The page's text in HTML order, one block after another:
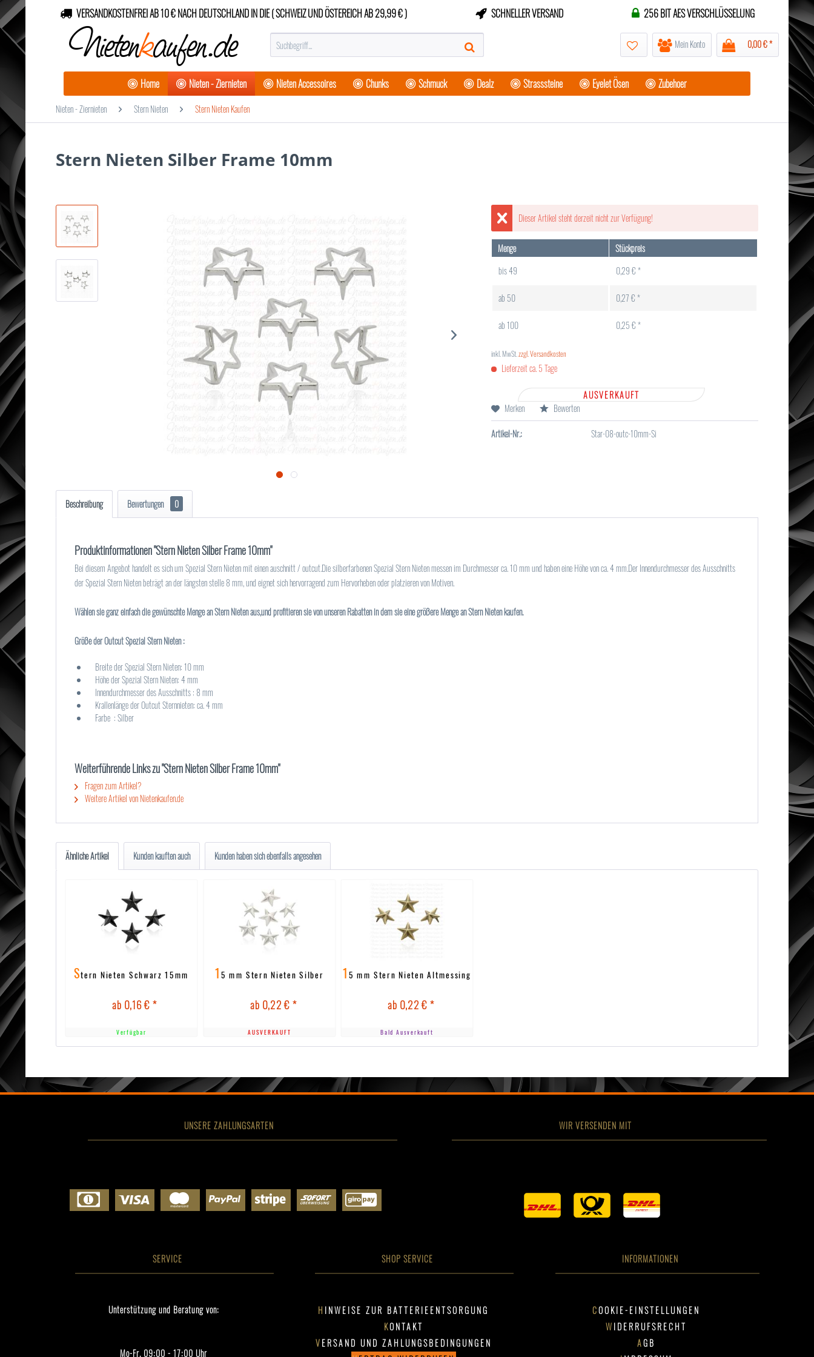
VERSANDKOSTENFREI AB 10 € NACH DEUTSCHLAND IN DIE ( SCHWEIZ UND ÖSTEREICH AB 29,99 € ) SCHNELLER VERSAND 256 BIT AES VERSCHLÜSSELUNG
Nietenkaufen.de Mein Konto 0,00 € *
Home Nieten - Ziernieten Nieten Accessoires Chunks Schmuck Dealz Strasssteine Eyelet Ösen Zubehoer
Nieten - Ziernieten Stern Nieten Stern Nieten Kaufen
Stern Nieten Silber Frame 10mm
Dieser Artikel steht derzeit nicht zur Verfügung!
Menge
Stückpreis
bis49 0,29 € *
ab 50 0,27 € *
ab100 0,25 € *
inkl. MwSt.zzgl. Versandkosten
Lieferzeit ca. 5 Tage
AUSVERKAUFT
Merken
Bewerten
Artikel-Nr.:
Star-08-outc-10mm-Si
Beschreibung Bewertungen 0
Produktinformationen "Stern Nieten Silber Frame 10mm"
Bei diesem Angebot handelt es sich um Spezial Stern Nieten mit einen auschnitt / outcut.Die silberfarbenen Spezial Stern Nieten messen im Durchmesser ca. 10 mm und haben eine Höhe von ca. 4 mm.Der Innendurchmesser des Ausschnitts
der Spezial Stern Nieten beträgt an der längsten stelle 8 mm, und eignet sich hervorragend zum Hervorheben oder platzieren von Motiven.
Wählen sie ganz einfach die gewünschte Menge an Stern Nieten aus,und profitieren sie von unseren Rabatten in dem sie eine größere Menge an Stern Nieten kaufen.
Größe der Outcut Spezial Stern Nieten :
Breite der Spezial Stern Nieten: 10 mm
Höhe der Spezial Stern Nieten: 4 mm
Innendurchmesser des Ausschnitts : 8 mm
Krallenlänge der Outcut Sternnieten: ca. 4 mm
Farbe : Silber
Weiterführende Links zu "Stern Nieten Silber Frame 10mm"
Fragen zum Artikel?
Weitere Artikel von Nietenkaufen.de
Ähnliche Artikel Kunden kauften auch Kunden haben sich ebenfalls angesehen
Stern Nieten Schwarz 15mm
ab 0,16 € *
Verfügbar
15 mm Stern Nieten Silber
ab 0,22 € *
AUSVERKAUFT
15 mm Stern Nieten Altmessing
ab 0,22 € *
Bald Ausverkauft
UNSERE ZAHLUNGSARTEN WIR VERSENDEN MIT
SERVICE
Unterstützung und Beratung von:
Mo-Fr, 09:00 - 17:00 Uhr
SHOP SERVICE
HINWEISE ZUR BATTERIEENTSORGUNG
KONTAKT
VERSAND UND ZAHLUNGSBEDINGUNGEN
INFORMATIONEN
COOKIE-EINSTELLUNGEN
WIDERRUFSRECHT
AGB